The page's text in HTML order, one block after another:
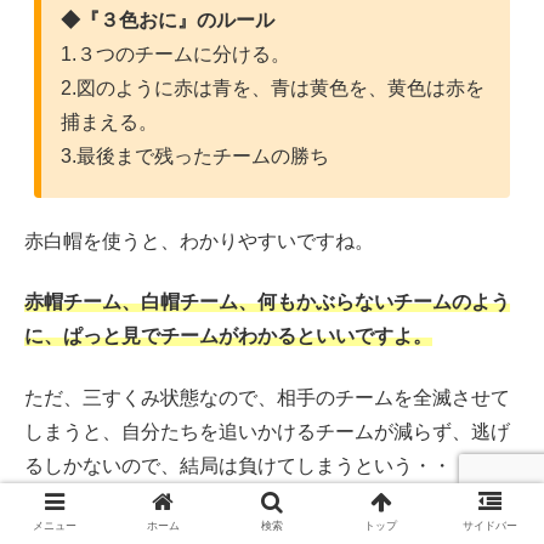
◆『３色おに』のルール
1.３つのチームに分ける。
2.図のように赤は青を、青は黄色を、黄色は赤を
捕まえる。
3.最後まで残ったチームの勝ち
赤白帽を使うと、わかりやすいですね。
赤帽チーム、白帽チーム、何もかぶらないチームのよう
に、ぱっと見でチームがわかるといいですよ。
ただ、三すくみ状態なので、相手のチームを全滅させて
しまうと、自分たちを追いかけるチームが減らず、逃げ
るしかないので、結局は負けてしまうという・・・。
メニュー ホーム 検索 トップ サイドバー